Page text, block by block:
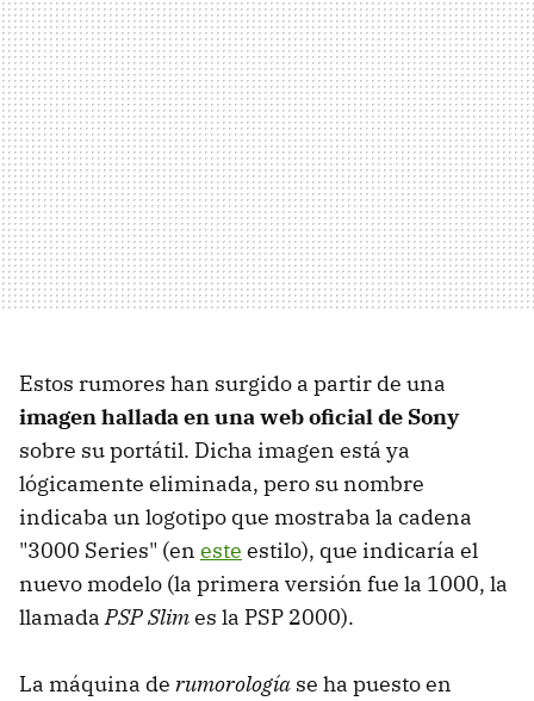
Estos rumores han surgido a partir de una
imagen hallada en una web oficial de Sony
sobre su portátil. Dicha imagen está ya
lógicamente eliminada, pero su nombre
indicaba un logotipo que mostraba la cadena
"3000 Series" (en este estilo), que indicaría el
nuevo modelo (la primera versión fue la 1000, la
llamada PSP Slimes la PSP 2000).
La máquina de rumorología se ha puesto en